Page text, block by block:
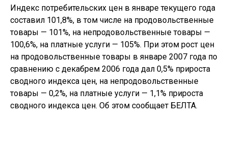
Индекс потребительских цен в январе текущего года
составил 101,8%, в том числе на продовольственные
товары — 101%, на непродовольственные товары —
100,6%, на платные услуги — 105%. При этом рост цен
на продовольственные товары в январе 2007 года по
сравнению с декабрем 2006 года дал 0,5% прироста
сводного индекса цен, на непродовольственные
товары — 0,2%, на платные услуги — 1,1% прироста
сводного индекса цен. Об этом сообщает БЕЛТА.